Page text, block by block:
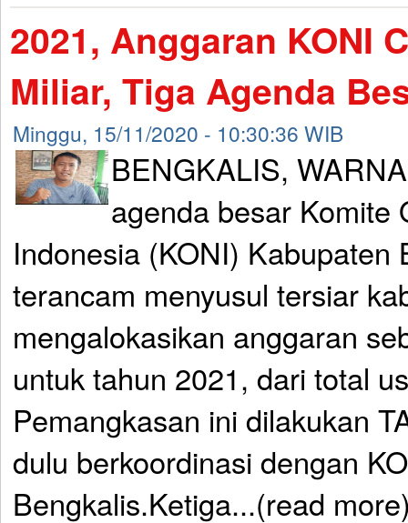
2021, Anggaran KONI
Miliar, Tiga Agenda
Minggu, 15/11/2020 - 10:30:36 WIB
BENGKALIS,
agenda besar Komite
Indonesia (KONI) Kabupaten
terancam menyusul tersiar
mengalokasikan anggaran
untuk tahun 2021, dari total
Pemangkasan ini dilakukan
dulu berkoordinasi dengan
Bengkalis.Ketiga...(read